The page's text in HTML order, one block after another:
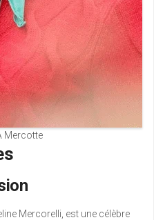
Mercotte
Mercorelli, est une célèbre